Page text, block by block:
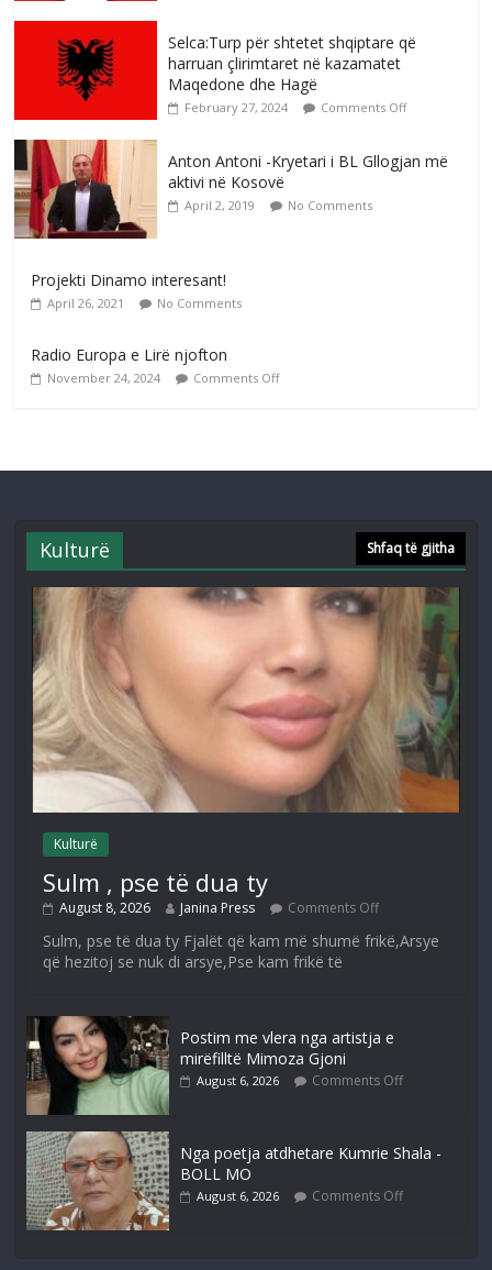
Selca:Turp për shtetet shqiptare që
harruan çlirimtaret në kazamatet
Maqedone dhe Hagë
February 27, 2024 Comments Off
Anton Antoni -Kryetari i BL Gllogjan më
aktivi në Kosovë
April 2, 2019 No Comments
Projekti Dinamo interesant!
April 26, 2021 No Comments
Radio Europa e Lirë njofton
November 24, 2024 Comments Off
Kulturë Shfaq të gjitha
Kulturë
Sulm , pse të dua ty
August 8, 2026 Janina Press Comments Off
Sulm, pse të dua ty Fjalët që kam më shumë frikë,Arsye
që hezitoj se nuk di arsye,Pse kam frikë të
Postim me vlera nga artistja e
mirëfilltë Mimoza Gjoni
August 6, 2026 Comments Off
Nga poetja atdhetare Kumrie Shala -
BOLL MO
August 6, 2026 Comments Off